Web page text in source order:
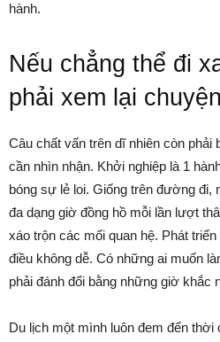
hành.
Nếu chẳng thể đi
phải xem lại
Câu chất vấn trên dĩ nhiên còn phải
cần nhìn nhận. Khởi nghiệp là 1
bóng sự lẻ loi. Giống trên đường đi,
đa dạng giờ đồng hồ mỗi lần lượt
xáo trộn các mối quan hệ. Phát
điều không dễ. Có những ai muốn
phải đánh đổi bằng những giờ khắc
Du lịch một mình luôn đem đến